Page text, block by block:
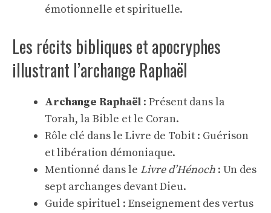
émotionnelle et spirituelle.
Les récits bibliques et apocryphes
illustrant l’archange Raphaël
Archange Raphaël : Présent dans la
Torah, la Bible et le Coran.
Rôle clé dans le Livre de Tobit : Guérison
et libération démoniaque.
Mentionné dans le Livre d’Hénoch : Un des
sept archanges devant Dieu.
Guide spirituel : Enseignement des vertus